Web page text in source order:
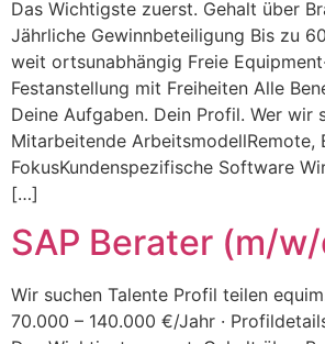
Das Wichtigste zuerst. Gehalt über
Jährliche Gewinnbeteiligung Bis zu
weit ortsunabhängig Freie
Festanstellung mit Freiheiten Alle
Deine Aufgaben. Dein Profil. Wer wir
Mitarbeitende ArbeitsmodellRemote,
FokusKundenspezifische Software
[…]
SAP Berater (m/
Wir suchen Talente Profil teilen
70.000 – 140.000 €/Jahr ·